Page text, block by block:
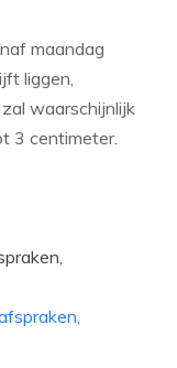
maandag
liggen,
waarschijnlijk
3 centimeter.